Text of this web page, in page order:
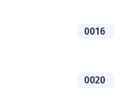
0016
0020